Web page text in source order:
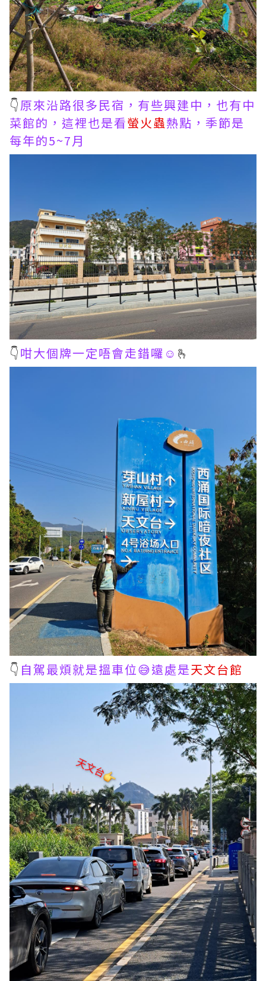
👇原來沿路很多民宿，有些興建中，也有中
菜館的，這裡也是看螢火蟲熱點，季節是
每年的5~7月
👇咁大個牌一定唔會走錯囉☺️ 🫰
👇 自駕最煩就是搵車位😅遠處是天文台館